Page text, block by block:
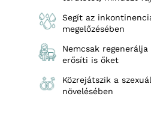
Segít az
megelőzésében
Nemcsak
erősíti is őket
Közrejátszik a
növelésében